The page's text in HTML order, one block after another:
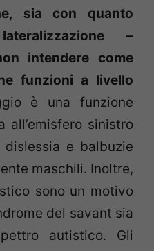
sia con quanto
–
intendere come
funzioni a livello
è una funzione
all’emisfero sinistro
e balbuzie
maschili. Inoltre,
sono un motivo
del savant sia
autistico. Gli